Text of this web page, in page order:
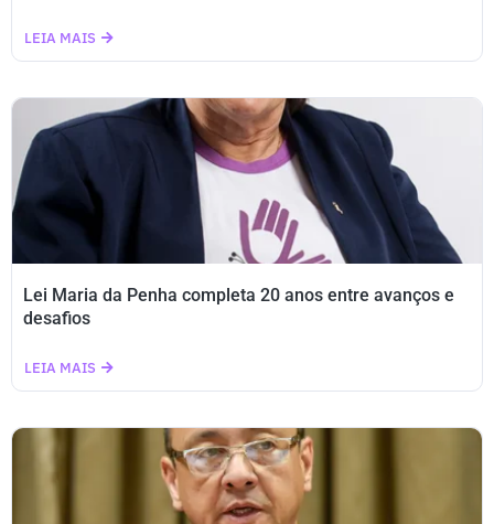
LEIA MAIS
Lei Maria da Penha completa 20 anos entre avanços e
desafios
LEIA MAIS